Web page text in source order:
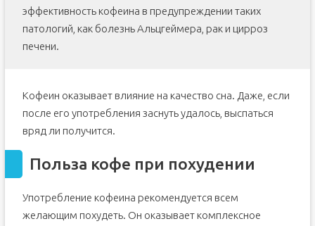
эффективность кофеина в предупреждении таких
патологий, как болезнь Альцгеймера, рак и цирроз
печени.
Кофеин оказывает влияние на качество сна. Даже, если
после его употребления заснуть удалось, выспаться
вряд ли получится.
Польза кофе при похудении
Употребление кофеина рекомендуется всем
желающим похудеть. Он оказывает комплексное